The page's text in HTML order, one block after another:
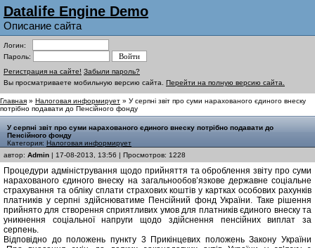
Datalife Engine Demo
Описание сайта
Логин:
Пароль:
Регистрация на сайте! Забыли пароль?
Вы просматриваете мобильную версию сайта. Перейти на полную версию сайта.
Главная » Налоговая информирует » У серпні звіт про суми нарахованого єдиного внеску
потрібно подавати до Пенсійного фонду
У серпні звіт про суми нарахованого єдиного внеску потрібно подавати до
Пенсійного фонду
Категория: Налоговая информирует
автор: Admin | 17-08-2013, 13:56 | Просмотров: 1228
Процедури адміністрування щодо прийняття та оброблення звіту про суми
нарахованого єдиного внеску на загальнообов’язкове державне соціальне
страхування та обліку сплати страхових коштів у картках особових рахунків
платників у серпні здійснюватиме Пенсійний фонд України. Таке рішення
прийнято для створення сприятливих умов для платників єдиного внеску та
уникнення соціальної напруги щодо здійснення пенсійних виплат за
серпень.
Відповідно до положень пункту 3 Прикінцевих положень Закону України